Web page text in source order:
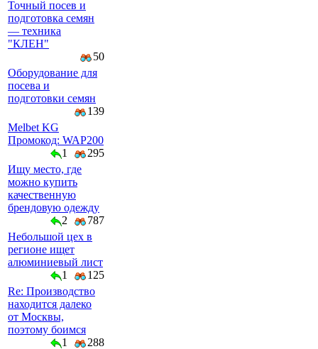
Точный посев и
подготовка семян
— техника
"КЛЕН"
50
Оборудование для
посева и
подготовки семян
139
Melbet KG
Промокод: WAP200
1
295
Ищу место, где
можно купить
качественную
брендовую одежду
2
787
Небольшой цех в
регионе ищет
алюминиевый лист
1
125
Re: Производство
находится далеко
от Москвы,
поэтому боимся
1
288